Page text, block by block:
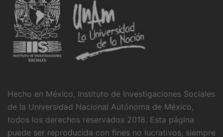
Hecho en México, Instituto de Investigaciones Sociales
de la Universidad Nacional Autónoma de México,
todos los derechos reservados 2018. Esta página
puede ser reproducida con fines no lucrativos, siempre